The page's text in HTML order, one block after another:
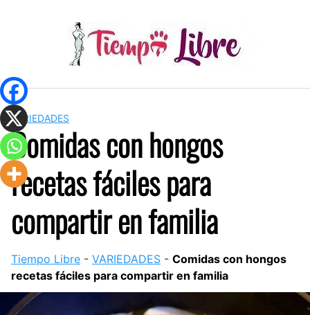
VARIEDADES
Comidas con hongos
recetas fáciles para
compartir en familia
Tiempo Libre - VARIEDADES - Comidas con hongos
recetas fáciles para compartir en familia